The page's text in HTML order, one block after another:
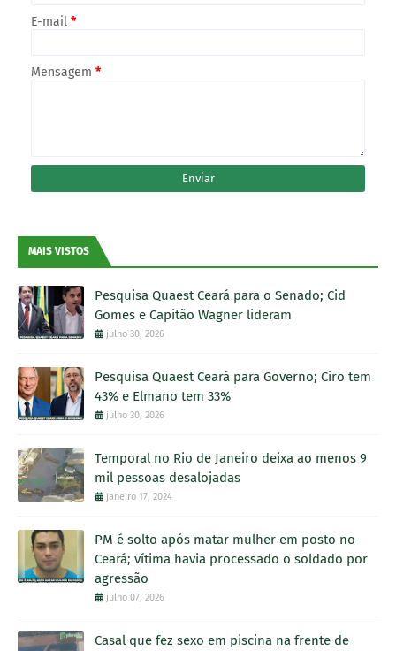
E-mail *
Mensagem *
MAIS VISTOS
Pesquisa Quaest Ceará para o Senado; Cid
Gomes e Capitão Wagner lideram
julho 30, 2026
Pesquisa Quaest Ceará para Governo; Ciro tem
43% e Elmano tem 33%
julho 30, 2026
Temporal no Rio de Janeiro deixa ao menos 9
mil pessoas desalojadas
janeiro 17, 2024
PM é solto após matar mulher em posto no
Ceará; vítima havia processado o soldado por
agressão
julho 07, 2026
Casal que fez sexo em piscina na frente de